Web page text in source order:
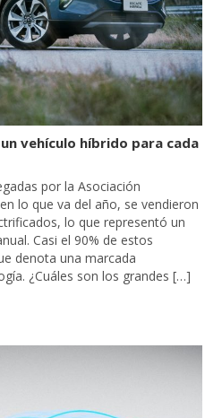
vehículo híbrido para cada
por la Asociación
lo que va del año, se vendieron
lo que representó un
Casi el 90% de estos
denota una marcada
¿Cuáles son los grandes […]